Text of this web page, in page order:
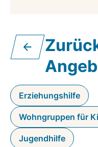
Erziehungshilfe
Wohngruppen für
Jugendhilfe